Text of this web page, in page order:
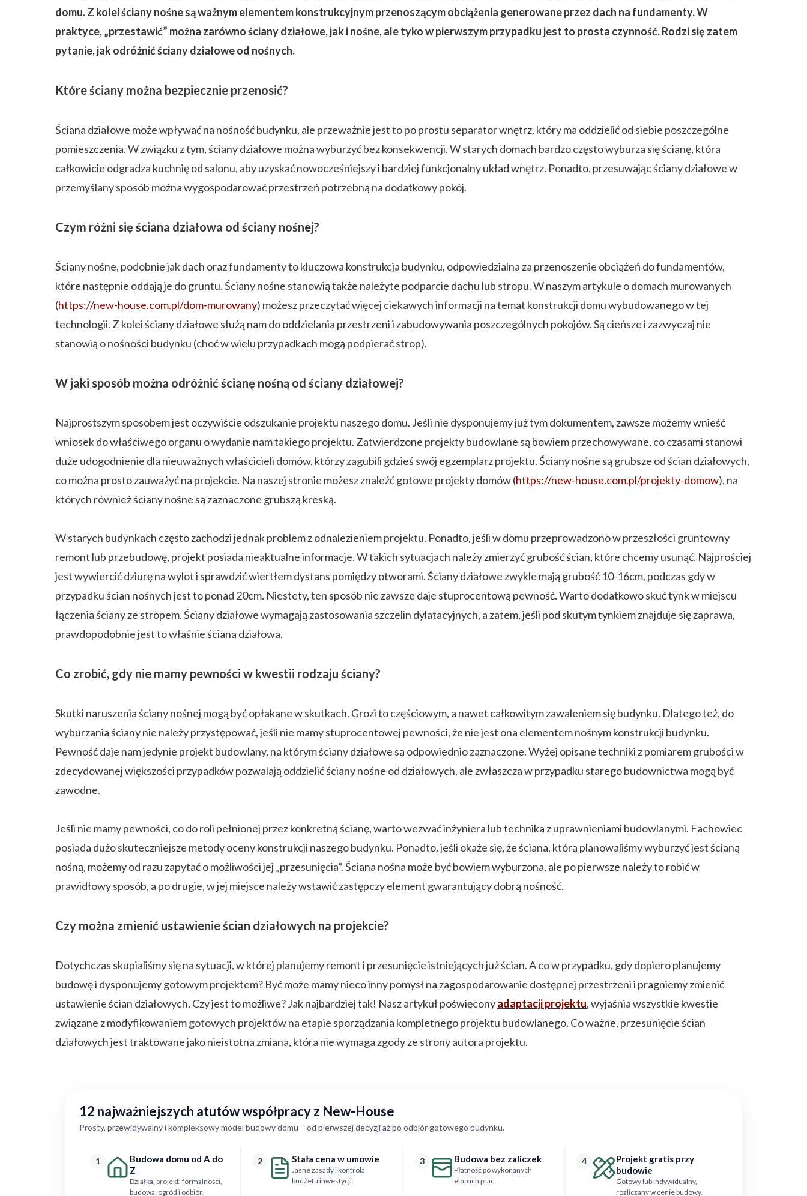
domu. Z kolei ściany nośne są ważnym elementem konstrukcyjnym przenoszącym obciążenia generowane przez dach na fundamenty. W
praktyce, „przestawić” można zarówno ściany działowe, jak i nośne, ale tyko w pierwszym przypadku jest to prosta czynność. Rodzi się zatem
pytanie, jak odróżnić ściany działowe od nośnych.
Które ściany można bezpiecznie przenosić?
Ściana działowe może wpływać na nośność budynku, ale przeważnie jest to po prostu separator wnętrz, który ma oddzielić od siebie poszczególne
pomieszczenia. W związku z tym, ściany działowe można wyburzyć bez konsekwencji. W starych domach bardzo często wyburza się ścianę, która
całkowicie odgradza kuchnię od salonu, aby uzyskać nowocześniejszy i bardziej funkcjonalny układ wnętrz. Ponadto, przesuwając ściany działowe w
przemyślany sposób można wygospodarować przestrzeń potrzebną na dodatkowy pokój.
Czym różni się ściana działowa od ściany nośnej?
Ściany nośne, podobnie jak dach oraz fundamenty to kluczowa konstrukcja budynku, odpowiedzialna za przenoszenie obciążeń do fundamentów,
które następnie oddają je do gruntu. Ściany nośne stanowią także należyte podparcie dachu lub stropu. W naszym artykule o domach murowanych
(https://new-house.com.pl/dom-murowany) możesz przeczytać więcej ciekawych informacji na temat konstrukcji domu wybudowanego w tej
technologii. Z kolei ściany działowe służą nam do oddzielania przestrzeni i zabudowywania poszczególnych pokojów. Są cieńsze i zazwyczaj nie
stanowią o nośności budynku (choć w wielu przypadkach mogą podpierać strop).
W jaki sposób można odróżnić ścianę nośną od ściany działowej?
Najprostszym sposobem jest oczywiście odszukanie projektu naszego domu. Jeśli nie dysponujemy już tym dokumentem, zawsze możemy wnieść
wniosek do właściwego organu o wydanie nam takiego projektu. Zatwierdzone projekty budowlane są bowiem przechowywane, co czasami stanowi
duże udogodnienie dla nieuważnych właścicieli domów, którzy zagubili gdzieś swój egzemplarz projektu. Ściany nośne są grubsze od ścian działowych,
co można prosto zauważyć na projekcie. Na naszej stronie możesz znaleźć gotowe projekty domów (https://new-house.com.pl/projekty-domow), na
których również ściany nośne są zaznaczone grubszą kreską.
W starych budynkach często zachodzi jednak problem z odnalezieniem projektu. Ponadto, jeśli w domu przeprowadzono w przeszłości gruntowny
remont lub przebudowę, projekt posiada nieaktualne informacje. W takich sytuacjach należy zmierzyć grubość ścian, które chcemy usunąć. Najprościej
jest wywiercić dziurę na wylot i sprawdzić wiertłem dystans pomiędzy otworami. Ściany działowe zwykle mają grubość 10-16cm, podczas gdy w
przypadku ścian nośnych jest to ponad 20cm. Niestety, ten sposób nie zawsze daje stuprocentową pewność. Warto dodatkowo skuć tynk w miejscu
łączenia ściany ze stropem. Ściany działowe wymagają zastosowania szczelin dylatacyjnych, a zatem, jeśli pod skutym tynkiem znajduje się zaprawa,
prawdopodobnie jest to właśnie ściana działowa.
Co zrobić, gdy nie mamy pewności w kwestii rodzaju ściany?
Skutki naruszenia ściany nośnej mogą być opłakane w skutkach. Grozi to częściowym, a nawet całkowitym zawaleniem się budynku. Dlatego też, do
wyburzania ściany nie należy przystępować, jeśli nie mamy stuprocentowej pewności, że nie jest ona elementem nośnym konstrukcji budynku.
Pewność daje nam jedynie projekt budowlany, na którym ściany działowe są odpowiednio zaznaczone. Wyżej opisane techniki z pomiarem grubości w
zdecydowanej większości przypadków pozwalają oddzielić ściany nośne od działowych, ale zwłaszcza w przypadku starego budownictwa mogą być
zawodne.
Jeśli nie mamy pewności, co do roli pełnionej przez konkretną ścianę, warto wezwać inżyniera lub technika z uprawnieniami budowlanymi. Fachowiec
posiada dużo skuteczniejsze metody oceny konstrukcji naszego budynku. Ponadto, jeśli okaże się, że ściana, którą planowaliśmy wyburzyć jest ścianą
nośną, możemy od razu zapytać o możliwości jej „przesunięcia”. Ściana nośna może być bowiem wyburzona, ale po pierwsze należy to robić w
prawidłowy sposób, a po drugie, w jej miejsce należy wstawić zastępczy element gwarantujący dobrą nośność.
Czy można zmienić ustawienie ścian działowych na projekcie?
Dotychczas skupialiśmy się na sytuacji, w której planujemy remont i przesunięcie istniejących już ścian. A co w przypadku, gdy dopiero planujemy
budowę i dysponujemy gotowym projektem? Być może mamy nieco inny pomysł na zagospodarowanie dostępnej przestrzeni i pragniemy zmienić
ustawienie ścian działowych. Czy jest to możliwe? Jak najbardziej tak! Nasz artykuł poświęconyadaptacji projektu, wyjaśnia wszystkie kwestie
związane z modyfikowaniem gotowych projektów na etapie sporządzania kompletnego projektu budowlanego. Co ważne, przesunięcie ścian
działowych jest traktowane jako nieistotna zmiana, która nie wymaga zgody ze strony autora projektu.
12 najważniejszych atutów współpracy z New-House
Prosty, przewidywalny i kompleksowy model budowy domu – od pierwszej decyzji aż po odbiór gotowego budynku.
1
Budowa domu od A do
Z
Działka, projekt, formalności,
budowa, ogród i odbiór.
2 Stała cena w umowie
Jasne zasady i kontrola
budżetu inwestycji.
3 Budowa bez zaliczek
Płatność po wykonanych
etapach prac.
4
Projekt gratis przy
budowie
Gotowy lub indywidualny,
rozliczany w cenie budowy.